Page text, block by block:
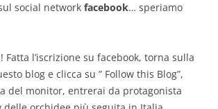
social network facebook… speriamo
Fatta l’iscrizione su facebook, torna sulla
blog e clicca su ” Follow this Blog”,
del monitor, entrerai da protagonista